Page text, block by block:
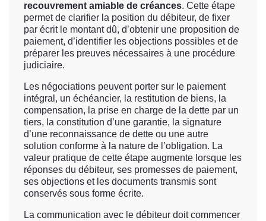
recouvrement amiable de créances. Cette étape
permet de clarifier la position du débiteur, de fixer
par écrit le montant dû, d’obtenir une proposition de
paiement, d’identifier les objections possibles et de
préparer les preuves nécessaires à une procédure
judiciaire.
Les négociations peuvent porter sur le paiement
intégral, un échéancier, la restitution de biens, la
compensation, la prise en charge de la dette par un
tiers, la constitution d’une garantie, la signature
d’une reconnaissance de dette ou une autre
solution conforme à la nature de l’obligation. La
valeur pratique de cette étape augmente lorsque les
réponses du débiteur, ses promesses de paiement,
ses objections et les documents transmis sont
conservés sous forme écrite.
La communication avec le débiteur doit commencer